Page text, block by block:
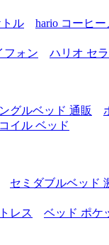
ル
hario コーヒ
フォン
ハリオ セ
グルベッド 通販
イル ベッド
セミダブルベッド
レス
ベッド ポケ